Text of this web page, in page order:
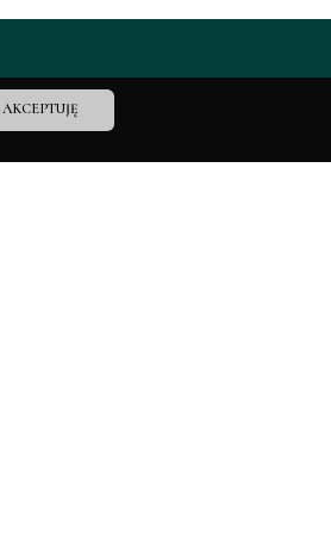
AKCEPTUJĘ